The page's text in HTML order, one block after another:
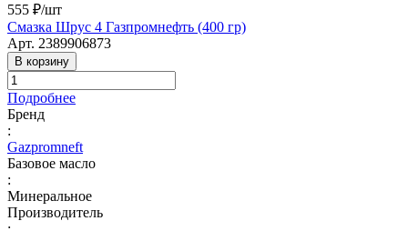
555 ₽/шт
Смазка Шрус 4 Газпромнефть (400 гр)
Арт. 2389906873
В корзину
Подробнее
Бренд
:
Gazpromneft
Базовое масло
:
Минеральное
Производитель